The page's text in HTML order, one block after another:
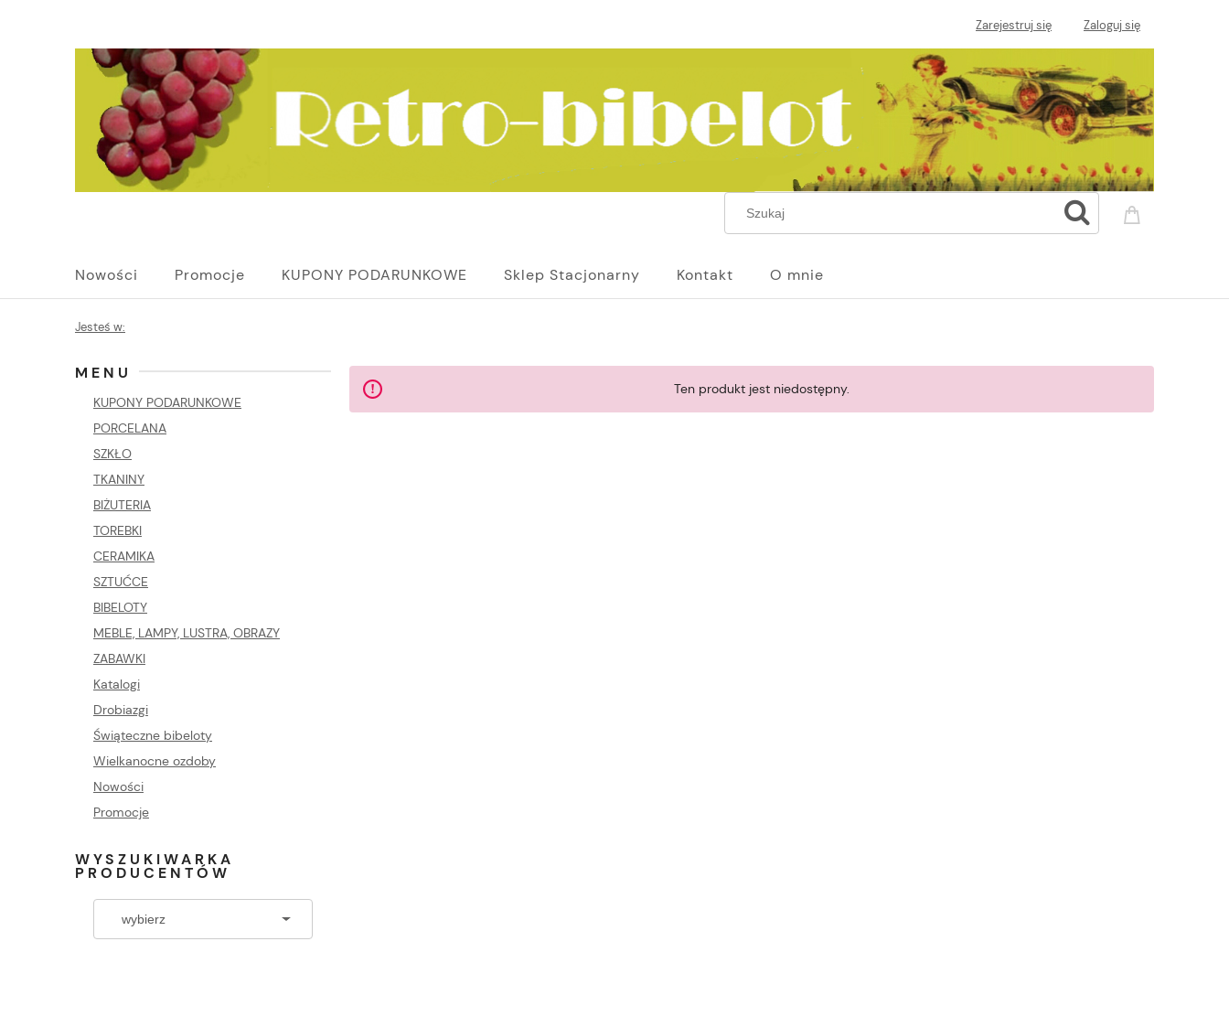
Zarejestruj się Zaloguj się
Nowości Promocje KUPONY PODARUNKOWE Sklep Stacjonarny Kontakt O mnie
Jesteś w:
MENU
KUPONY PODARUNKOWE
PORCELANA
SZKŁO
TKANINY
BIŻUTERIA
TOREBKI
CERAMIKA
SZTUĆCE
BIBELOTY
MEBLE, LAMPY, LUSTRA, OBRAZY
ZABAWKI
Katalogi
Drobiazgi
Świąteczne bibeloty
Wielkanocne ozdoby
Nowości
Promocje
WYSZUKIWARKA
PRODUCENTÓW
Ten produkt jest niedostępny.